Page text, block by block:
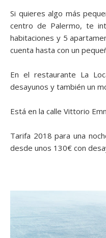
Si quieres algo más
centro de Palermo, te
habitaciones y 5
cuenta hasta con un
En el restaurante La
desayunos y también un
Está en la calle Vittorio
Tarifa 2018 para una
desde unos 130€ con